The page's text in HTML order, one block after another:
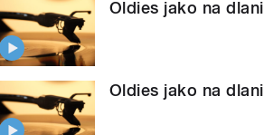
Oldies jako na dlani
Oldies jako na dlani